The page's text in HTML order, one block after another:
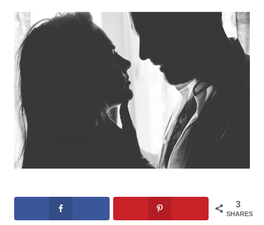
3
SHARES